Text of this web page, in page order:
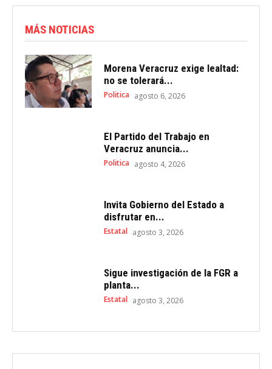
MÁS NOTICIAS
Morena Veracruz exige lealtad:
no se tolerará...
Politica agosto 6, 2026
El Partido del Trabajo en
Veracruz anuncia...
Politica agosto 4, 2026
Invita Gobierno del Estado a
disfrutar en...
Estatal agosto 3, 2026
Sigue investigación de la FGR a
planta...
Estatal agosto 3, 2026